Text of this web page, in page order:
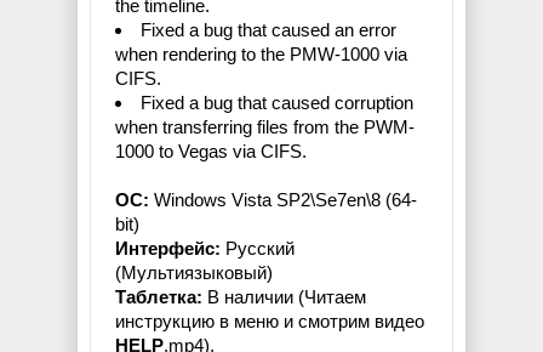
the timeline.
Fixed a bug that caused an error
when rendering to the PMW-1000 via
CIFS.
Fixed a bug that caused corruption
when transferring files from the PWM-
1000 to Vegas via CIFS.
ОС: Windows Vista SP2\Se7en\8 (64-
bit)
Интерфейс: Русский
(Мультиязыковый)
Таблетка: В наличии (Читаем
инструкцию в меню и смотрим видео
HELP.mp4).